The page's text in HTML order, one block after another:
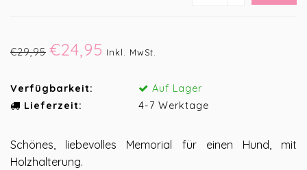
€29,95 €24,95 Inkl. MwSt.
Verfügbarkeit:
Auf Lager
Lieferzeit:
4-7 Werktage
Schönes, liebevolles Memorial für einen Hund, mit
Holzhalterung.